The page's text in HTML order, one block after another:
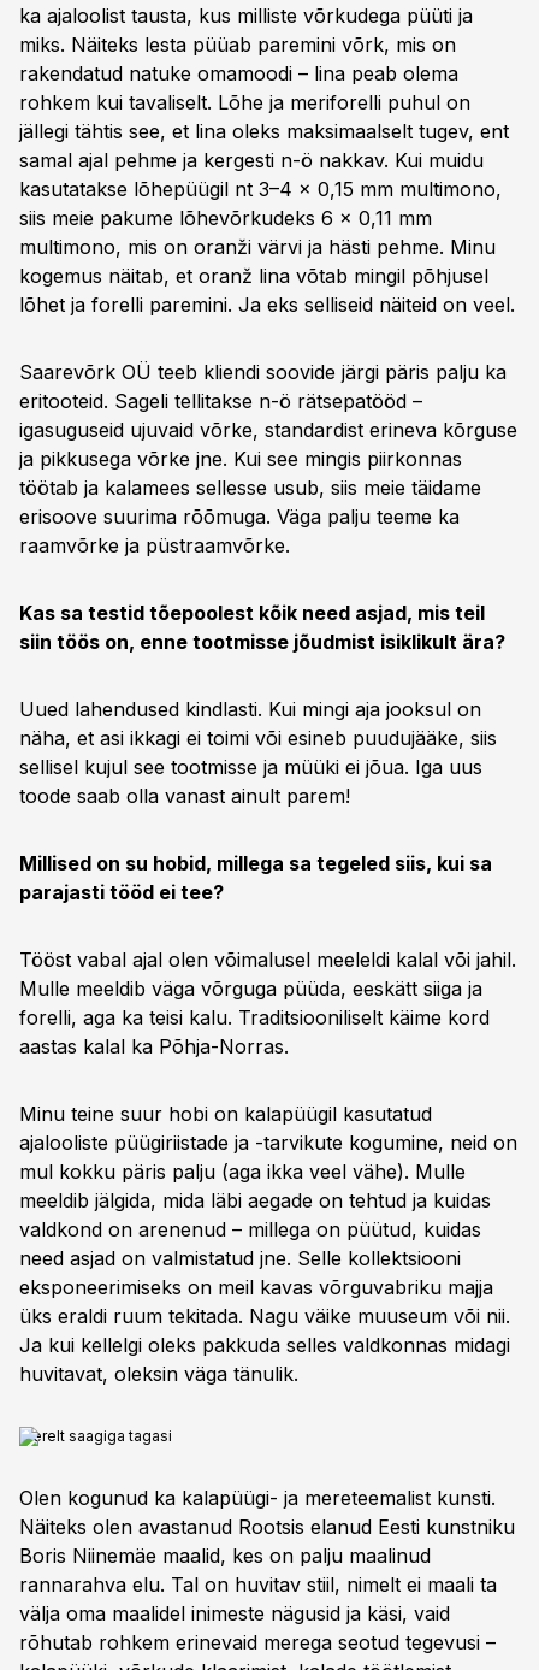
ka ajaloolist tausta, kus milliste võrkudega püüti ja
miks. Näiteks lesta püüab paremini võrk, mis on
rakendatud natuke omamoodi – lina peab olema
rohkem kui tavaliselt. Lõhe ja meriforelli puhul on
jällegi tähtis see, et lina oleks maksimaalselt tugev, ent
samal ajal pehme ja kergesti n-ö nakkav. Kui muidu
kasutatakse lõhepüügil nt 3–4 x 0,15 mm multimono,
siis meie pakume lõhevõrkudeks 6 x 0,11 mm
multimono, mis on oranži värvi ja hästi pehme. Minu
kogemus näitab, et oranž lina võtab mingil põhjusel
lõhet ja forelli paremini. Ja eks selliseid näiteid on veel.
Saarevõrk OÜ teeb kliendi soovide järgi päris palju ka
eritooteid. Sageli tellitakse n-ö rätsepatööd –
igasuguseid ujuvaid võrke, standardist erineva kõrguse
ja pikkusega võrke jne. Kui see mingis piirkonnas
töötab ja kalamees sellesse usub, siis meie täidame
erisoove suurima rõõmuga. Väga palju teeme ka
raamvõrke ja püstraamvõrke.
Kas sa testid tõepoolest kõik need asjad, mis teil
siin töös on, enne tootmisse jõudmist isiklikult ära?
Uued lahendused kindlasti. Kui mingi aja jooksul on
näha, et asi ikkagi ei toimi või esineb puudujääke, siis
sellisel kujul see tootmisse ja müüki ei jõua. Iga uus
toode saab olla vanast ainult parem!
Millised on su hobid, millega sa tegeled siis, kui sa
parajasti tööd ei tee?
Tööst vabal ajal olen võimalusel meeleldi kalal või jahil.
Mulle meeldib väga võrguga püüda, eeskätt siiga ja
forelli, aga ka teisi kalu. Traditsiooniliselt käime kord
aastas kalal ka Põhja-Norras.
Minu teine suur hobi on kalapüügil kasutatud
ajalooliste püügiriistade ja -tarvikute kogumine, neid on
mul kokku päris palju (aga ikka veel vähe). Mulle
meeldib jälgida, mida läbi aegade on tehtud ja kuidas
valdkond on arenenud – millega on püütud, kuidas
need asjad on valmistatud jne. Selle kollektsiooni
eksponeerimiseks on meil kavas võrguvabriku majja
üks eraldi ruum tekitada. Nagu väike muuseum või nii.
Ja kui kellelgi oleks pakkuda selles valdkonnas midagi
huvitavat, oleksin väga tänulik.
Merelt saagiga tagasi
Olen kogunud ka kalapüügi- ja mereteemalist kunsti.
Näiteks olen avastanud Rootsis elanud Eesti kunstniku
Boris Niinemäe maalid, kes on palju maalinud
rannarahva elu. Tal on huvitav stiil, nimelt ei maali ta
välja oma maalidel inimeste nägusid ja käsi, vaid
rõhutab rohkem erinevaid merega seotud tegevusi –